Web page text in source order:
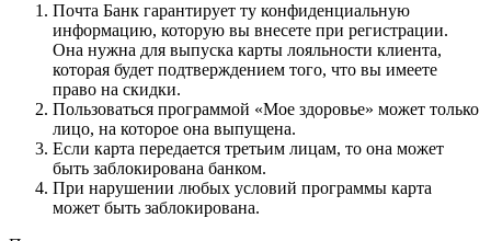
Почта Банк гарантирует ту конфиденциальную
информацию, которую вы внесете при регистрации.
Она нужна для выпуска карты лояльности клиента,
которая будет подтверждением того, что вы имеете
право на скидки.
Пользоваться программой «Мое здоровье» может только
лицо, на которое она выпущена.
Если карта передается третьим лицам, то она может
быть заблокирована банком.
При нарушении любых условий программы карта
может быть заблокирована.